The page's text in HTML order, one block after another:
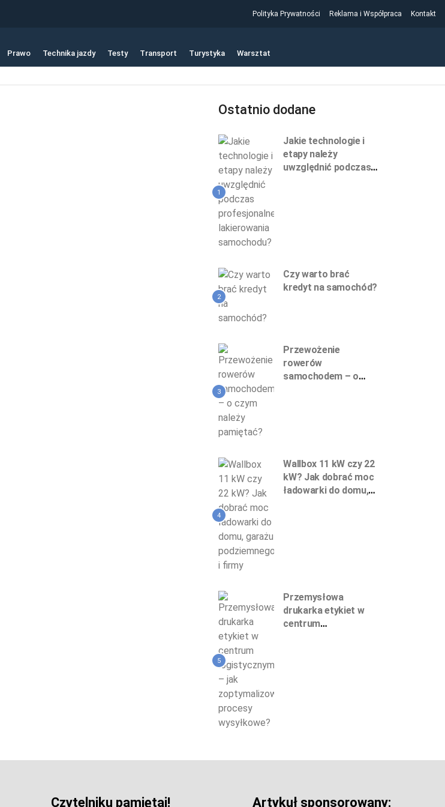
Polityka Prywatności Reklama i Współpraca Kontakt
Prawo Technika jazdy Testy Transport Turystyka Warsztat
Ostatnio dodane
1
Jakie technologie i
etapy należy
uwzględnić podczas
2
Czy warto brać
kredyt na samochód?
3
Przewożenie
rowerów
samochodem – o
4
Wallbox 11 kW czy 22
kW? Jak dobrać moc
ładowarki do domu,
5
Przemysłowa
drukarka etykiet w
centrum
Czytelniku pamiętaj! Artykuł sponsorowany: